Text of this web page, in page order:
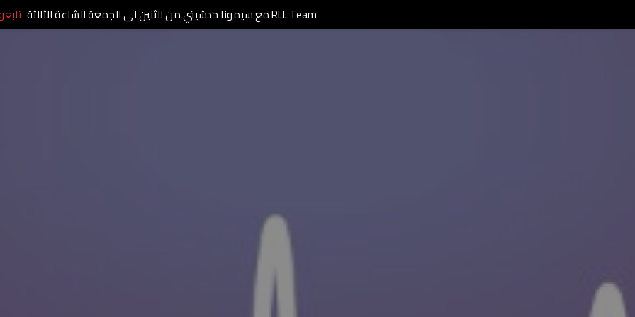
RLL Team مع سيمونا حدشيتي من الثنين الى الجمعة الشاعة الثالثة